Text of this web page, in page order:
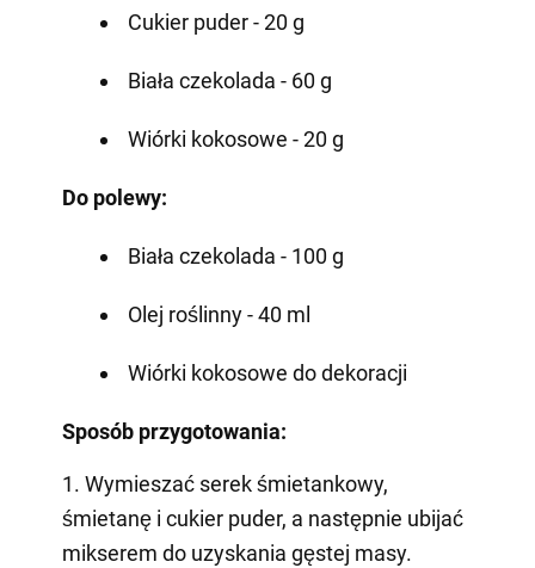
Cukier puder - 20 g
Biała czekolada - 60 g
Wiórki kokosowe - 20 g
Do polewy:
Biała czekolada - 100 g
Olej roślinny - 40 ml
Wiórki kokosowe do dekoracji
Sposób przygotowania:
1. Wymieszać serek śmietankowy,
śmietanę i cukier puder, a następnie ubijać
mikserem do uzyskania gęstej masy.